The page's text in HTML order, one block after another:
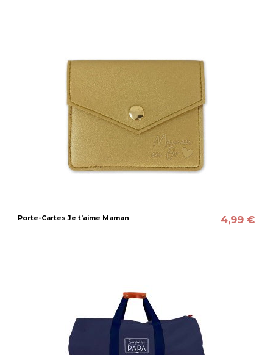
Porte-Cartes Je t'aime Maman 4,99 €